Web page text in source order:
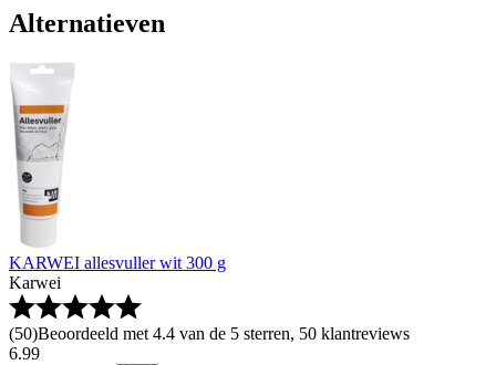
Alternatieven
KARWEI allesvuller wit 300 g
Karwei
(50)Beoordeeld met 4.4 van de 5 sterren, 50 klantreviews
6.99